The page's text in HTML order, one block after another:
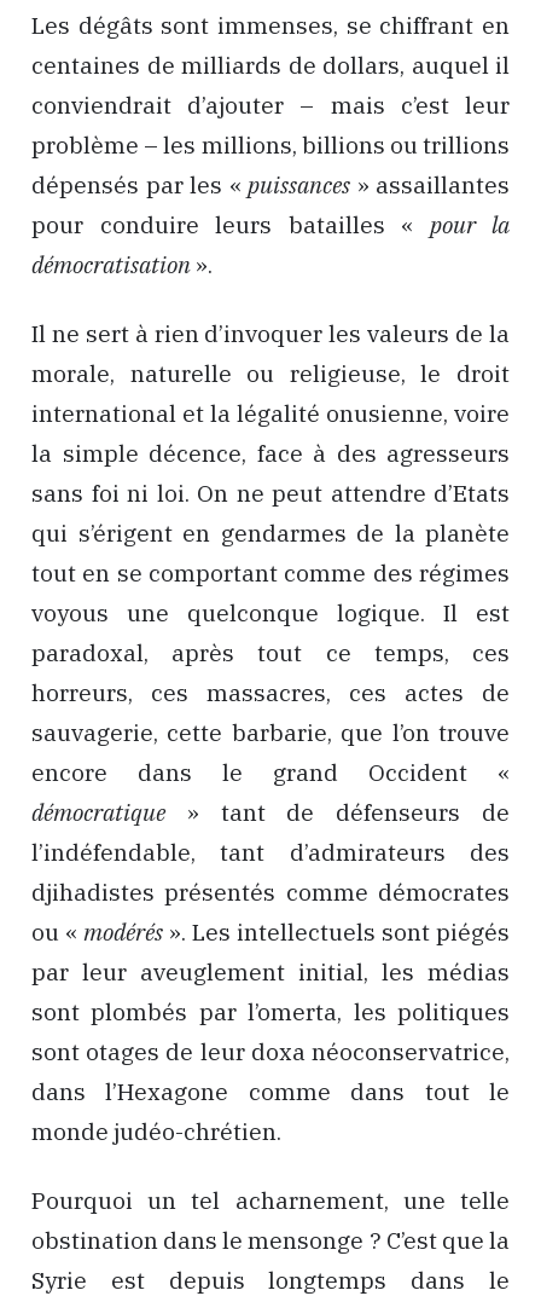
Les dégâts sont immenses, se chiffrant en
centaines de milliards de dollars, auquel il
conviendrait d’ajouter – mais c’est leur
problème – les millions, billions ou trillions
dépensés par les « puissances » assaillantes
pour conduire leurs batailles « pour la
démocratisation ».
Il ne sert à rien d’invoquer les valeurs de la
morale, naturelle ou religieuse, le droit
international et la légalité onusienne, voire
la simple décence, face à des agresseurs
sans foi ni loi. On ne peut attendre d’Etats
qui s’érigent en gendarmes de la planète
tout en se comportant comme des régimes
voyous une quelconque logique. Il est
paradoxal, après tout ce temps, ces
horreurs, ces massacres, ces actes de
sauvagerie, cette barbarie, que l’on trouve
encore dans le grand Occident «
démocratique » tant de défenseurs de
l’indéfendable, tant d’admirateurs des
djihadistes présentés comme démocrates
ou « modérés ». Les intellectuels sont piégés
par leur aveuglement initial, les médias
sont plombés par l’omerta, les politiques
sont otages de leur doxa néoconservatrice,
dans l’Hexagone comme dans tout le
monde judéo-chrétien.
Pourquoi un tel acharnement, une telle
obstination dans le mensonge ? C’est que la
Syrie est depuis longtemps dans le